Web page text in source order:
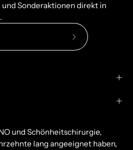
Sonderaktionen direkt in
Abonniere
und Schönheitschirurgie,
lang angeeignet haben,